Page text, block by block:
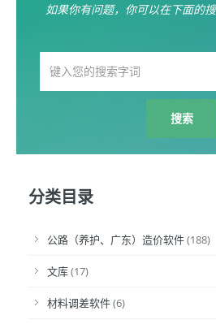
如果你有问题，你可以在下面的
分类目录
公路（养护、广东）造价软件(188)
文库(17)
材料调差软件(6)